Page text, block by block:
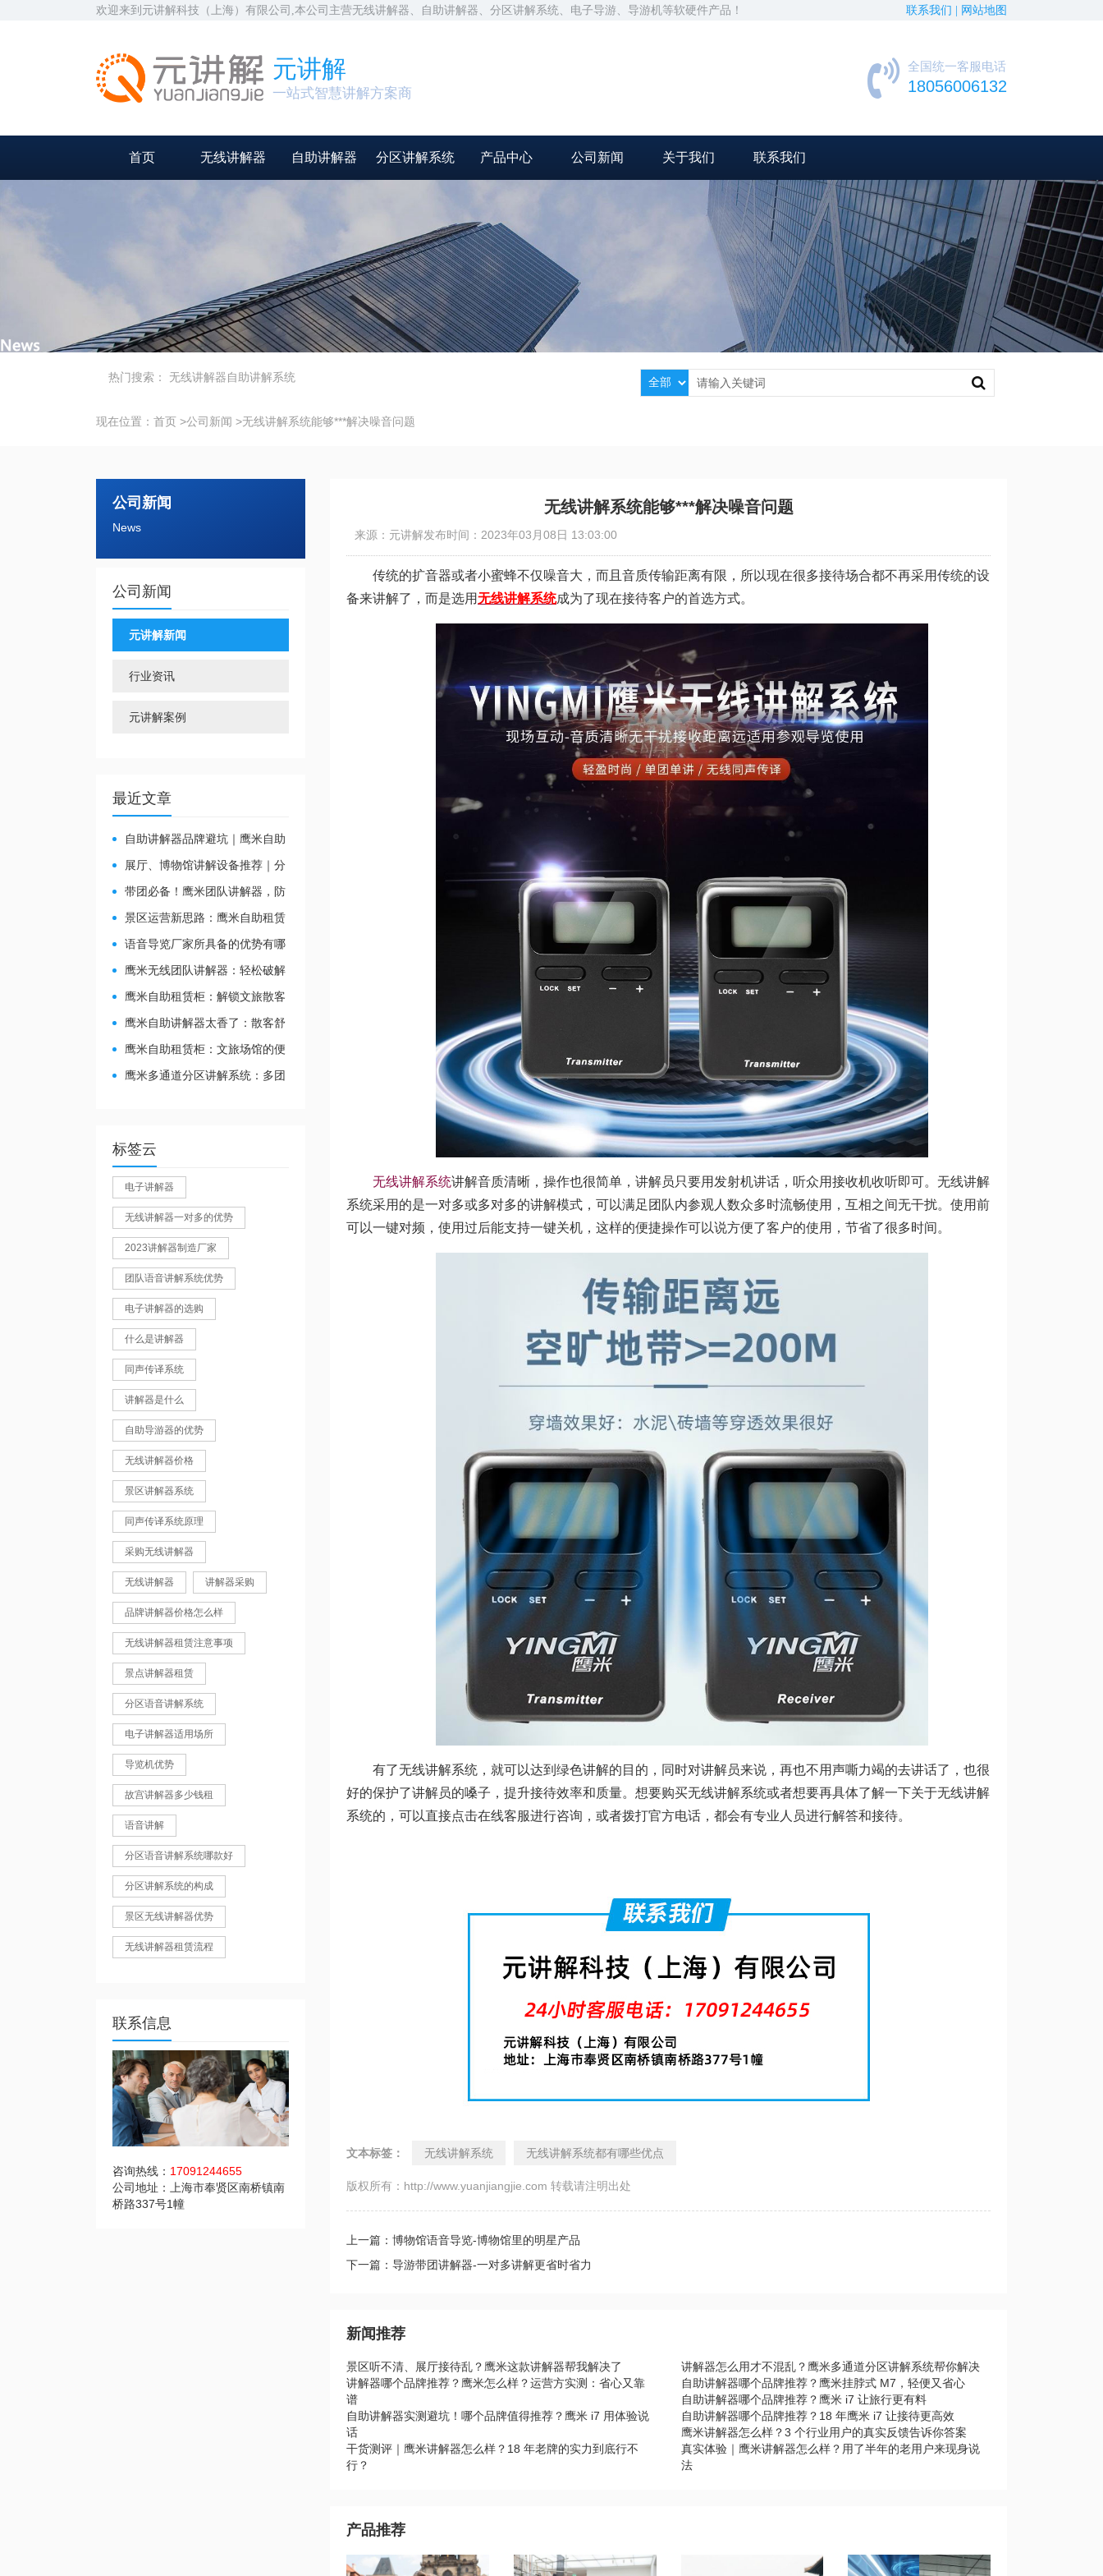
欢迎来到元讲解科技（上海）有限公司,本公司主营无线讲解器、自助讲解器、分区讲解系统、电子导游、导游机等软硬件产品！ 联系我们 | 网站地图
元讲解
一站式智慧讲解方案商
全国统一客服电话
18056006132
首页 无线讲解器 自助讲解器 分区讲解系统 产品中心 公司新闻 关于我们 联系我们
热门搜索： 无线讲解器自助讲解系统
现在位置： 首页 >公司新闻 >无线讲解系统能够***解决噪音问题
公司新闻
News
公司新闻
元讲解新闻
行业资讯
元讲解案例
最近文章
自助讲解器品牌避坑｜鹰米自助
讲解器，实测好用不踩雷
展厅、博物馆讲解设备推荐｜分
区讲解系统，解决多团队接待核心
痛点
带团必备！鹰米团队讲解器，防
串音 + 易管理双在线
景区运营新思路：鹰米自助租赁
柜，不只是省了点人工费
​语音导览厂家所具备的优势有哪
些？
鹰米无线团队讲解器：轻松破解
大团队沟通难题
鹰米自助租赁柜：解锁文旅散客
服务新方式，省心又高效
鹰米自助讲解器太香了：散客舒
心，我们运营也减负
鹰米自助租赁柜：文旅场馆的便
民与减负神器
鹰米多通道分区讲解系统：多团
标签云
电子讲解器
无线讲解器一对多的优势
2023讲解器制造厂家
团队语音讲解系统优势
电子讲解器的选购
什么是讲解器
同声传译系统
讲解器是什么
自助导游器的优势
无线讲解器价格
景区讲解器系统
同声传译系统原理
采购无线讲解器
无线讲解器 讲解器采购
品牌讲解器价格怎么样
无线讲解器租赁注意事项
景点讲解器租赁
分区语音讲解系统
电子讲解器适用场所
导览机优势
故宫讲解器多少钱租
语音讲解
分区语音讲解系统哪款好
分区讲解系统的构成
景区无线讲解器优势
无线讲解器租赁流程
联系信息
咨询热线： 17091244655
公司地址：上海市奉贤区南桥镇南
桥路337号1幢
无线讲解系统能够***解决噪音问题
来源：元讲解发布时间：2023年03月08日 13:03:00
传统的扩音器或者小蜜蜂不仅噪音大，而且音质传输距离有限，所以现在很多接待场合都不再采用传统的设
备来讲解了，而是选用无线讲解系统成为了现在接待客户的首选方式。
无线讲解系统讲解音质清晰，操作也很简单，讲解员只要用发射机讲话，听众用接收机收听即可。无线讲解
系统采用的是一对多或多对多的讲解模式，可以满足团队内参观人数众多时流畅使用，互相之间无干扰。使用前
可以一键对频，使用过后能支持一键关机，这样的便捷操作可以说方便了客户的使用，节省了很多时间。
有了无线讲解系统，就可以达到绿色讲解的目的，同时对讲解员来说，再也不用声嘶力竭的去讲话了，也很
好的保护了讲解员的嗓子，提升接待效率和质量。想要购买无线讲解系统或者想要再具体了解一下关于无线讲解
系统的，可以直接点击在线客服进行咨询，或者拨打官方电话，都会有专业人员进行解答和接待。
文本标签： 无线讲解系统 无线讲解系统都有哪些优点
版权所有：http://www.yuanjiangjie.com 转载请注明出处
上一篇：博物馆语音导览-博物馆里的明星产品
下一篇：导游带团讲解器-一对多讲解更省时省力
新闻推荐
景区听不清、展厅接待乱？鹰米这款讲解器帮我解决了
讲解器怎么用才不混乱？鹰米多通道分区讲解系统帮你解决
讲解器哪个品牌推荐？鹰米怎么样？运营方实测：省心又靠
谱
自助讲解器哪个品牌推荐？鹰米挂脖式 M7，轻便又省心
自助讲解器哪个品牌推荐？鹰米 i7 让旅行更有料
自助讲解器实测避坑！哪个品牌值得推荐？鹰米 i7 用体验说
话
自助讲解器哪个品牌推荐？18 年鹰米 i7 让接待更高效
鹰米讲解器怎么样？3 个行业用户的真实反馈告诉你答案
干货测评｜鹰米讲解器怎么样？18 年老牌的实力到底行不
行？
真实体验｜鹰米讲解器怎么样？用了半年的老用户来现身说
法
产品推荐